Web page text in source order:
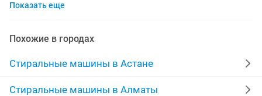
ремонт выезд
установка газовых плит ремонт духовок
стиральная ремонт техник lg машина
Показать еще
Похожие в городах
Стиральные машины в Астане
Стиральные машины в Алматы